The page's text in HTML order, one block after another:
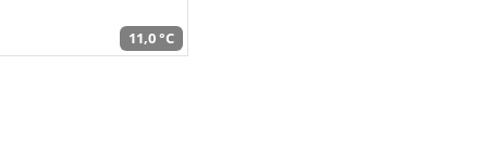
11,0 °C